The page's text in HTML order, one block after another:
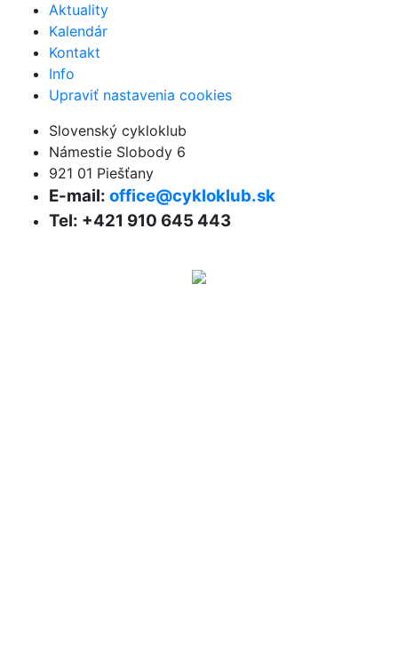
Aktuality
Kalendár
Kontakt
Info
Upraviť nastavenia cookies
Slovenský cykloklub
Námestie Slobody 6
921 01 Piešťany
E-mail: office@cykloklub.sk
Tel: +421 910 645 443